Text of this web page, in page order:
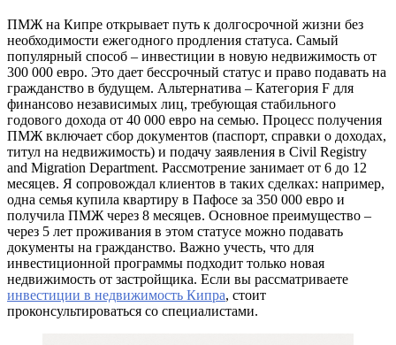
ПМЖ на Кипре открывает путь к долгосрочной жизни без
необходимости ежегодного продления статуса. Самый
популярный способ – инвестиции в новую недвижимость от
300 000 евро. Это дает бессрочный статус и право подавать на
гражданство в будущем. Альтернатива – Категория F для
финансово независимых лиц, требующая стабильного
годового дохода от 40 000 евро на семью. Процесс получения
ПМЖ включает сбор документов (паспорт, справки о доходах,
титул на недвижимость) и подачу заявления в Civil Registry
and Migration Department. Рассмотрение занимает от 6 до 12
месяцев. Я сопровождал клиентов в таких сделках: например,
одна семья купила квартиру в Пафосе за 350 000 евро и
получила ПМЖ через 8 месяцев. Основное преимущество –
через 5 лет проживания в этом статусе можно подавать
документы на гражданство. Важно учесть, что для
инвестиционной программы подходит только новая
недвижимость от застройщика. Если вы рассматриваете
инвестиции в недвижимость Кипра, стоит
проконсультироваться со специалистами.